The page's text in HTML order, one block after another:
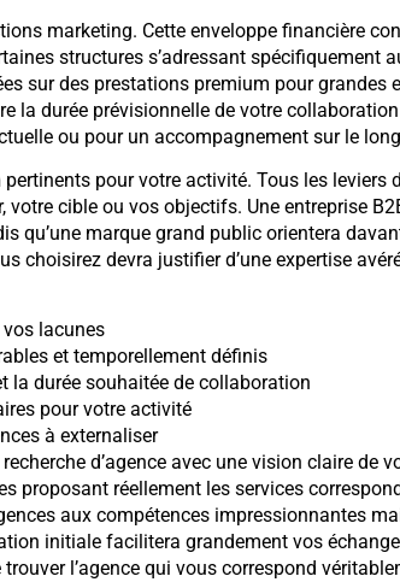
marketing. Cette enveloppe financière
structures s’adressant spécifiquement
sur des prestations premium pour grandes
la durée prévisionnelle de votre
ou pour un accompagnement sur le
pertinents pour votre activité. Tous les leviers
cible ou vos objectifs. Une entreprise
qu’une marque grand public orientera
choisirez devra justifier d’une expertise
lacunes
et temporellement définis
la durée souhaitée de collaboration
pour votre activité
à externaliser
d’agence avec une vision claire de
proposant réellement les services
aux compétences impressionnantes
initiale facilitera grandement vos
l’agence qui vous correspond